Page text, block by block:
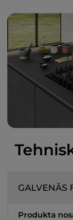
GALVENĀS
Produkta